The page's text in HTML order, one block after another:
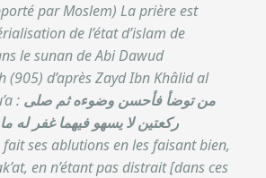
par Moslem) La prière est
de l’état d’islam de
le sunan de Abi Dawud
d’après Zayd Ibn Khâlid al
: من توضأ فأحسن وضوءه ثم صلى
ركعتين لا يسهو فيهما غفر له
ses ablutions en les faisant bien,
en n’étant pas distrait [dans ces